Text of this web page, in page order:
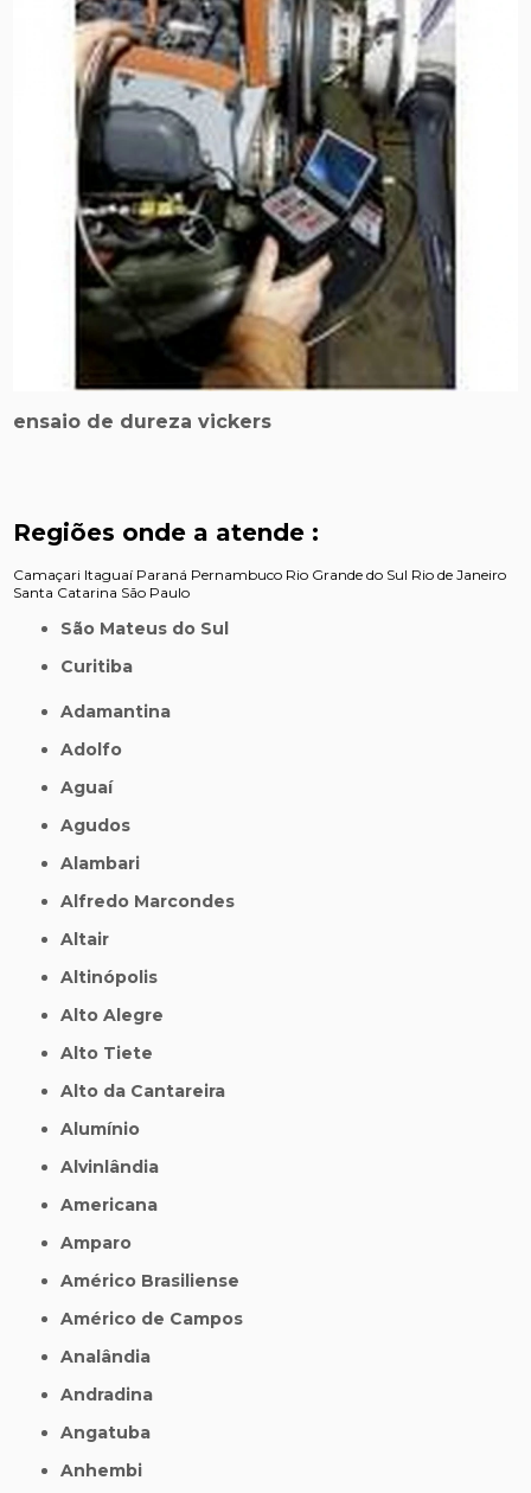
ensaio de dureza vickers
Regiões onde a atende :
Camaçari Itaguaí Paraná Pernambuco Rio Grande do Sul Rio de Janeiro
Santa Catarina São Paulo
São Mateus do Sul
Curitiba
Adamantina
Adolfo
Aguaí
Agudos
Alambari
Alfredo Marcondes
Altair
Altinópolis
Alto Alegre
Alto Tiete
Alto da Cantareira
Alumínio
Alvinlândia
Americana
Amparo
Américo Brasiliense
Américo de Campos
Analândia
Andradina
Angatuba
Anhembi